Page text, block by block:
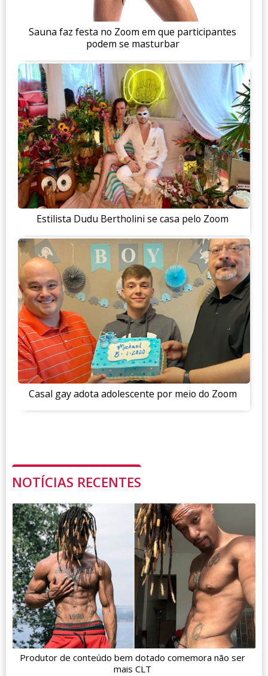
Sauna faz festa no Zoom em que participantes
podem se masturbar
Estilista Dudu Bertholini se casa pelo Zoom
Casal gay adota adolescente por meio do Zoom
NOTÍCIAS RECENTES
Produtor de conteúdo bem dotado comemora não ser
mais CLT